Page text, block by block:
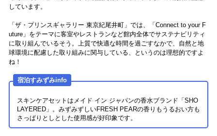
客室のもうひとつのおすすめポイントがバスルーム。ベッドと通路側